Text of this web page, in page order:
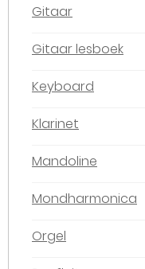
Gitaar
Gitaar lesboek
Keyboard
Klarinet
Mandoline
Mondharmonica
Orgel